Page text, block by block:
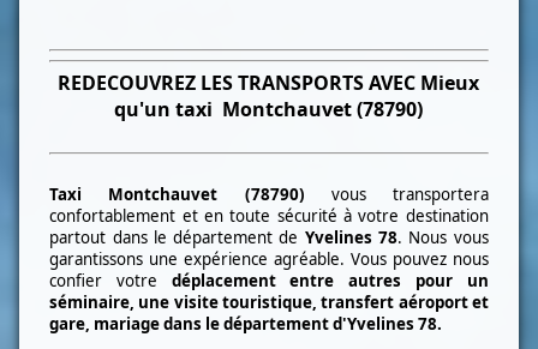
REDECOUVREZ LES TRANSPORTS AVEC Mieux
qu'un taxi Montchauvet (78790)
Taxi Montchauvet (78790) vous transportera
confortablement et en toute sécurité à votre destination
partout dans le département de Yvelines 78. Nous vous
garantissons une expérience agréable. Vous pouvez nous
confier votre déplacement entre autres pour un
séminaire, une visite touristique, transfert aéroport et
gare, mariage dans le département d'Yvelines 78.